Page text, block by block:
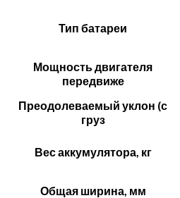
Тип батареи
Мощность двигателя
передвиже
Преодолеваемый уклон (с
груз
Вес аккумулятора, кг
Общая ширина, мм